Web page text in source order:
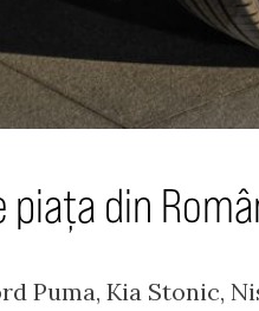
din
Puma, Kia Stonic,